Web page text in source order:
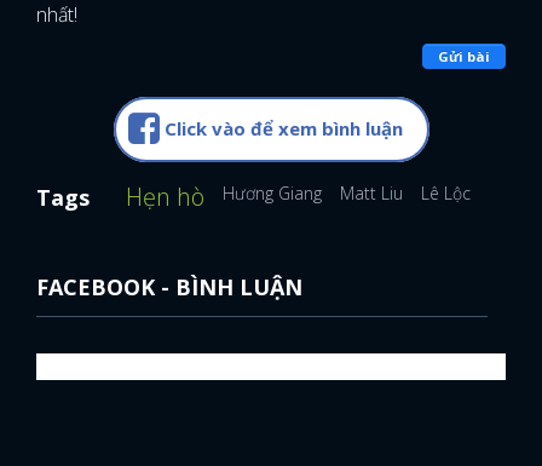
nhất!
Gửi bài
Click vào để xem bình luận
Tags Hẹn hò Hương Giang Matt Liu Lê Lộc
FACEBOOK - BÌNH LUẬN